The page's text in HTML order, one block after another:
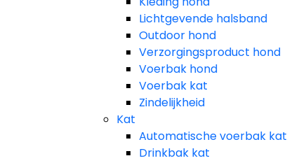
Lichtgevende halsband
Outdoor hond
Verzorgingsproduct hond
Voerbak hond
Voerbak kat
Zindelijkheid
Kat
Automatische voerbak kat
Drinkbak kat